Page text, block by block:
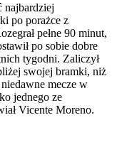
najbardziej
po porażce z
pełne 90 minut,
po sobie dobre
tygodni. Zaliczył
swojej bramki, niż
mecze w
jednego ze
Vicente Moreno.